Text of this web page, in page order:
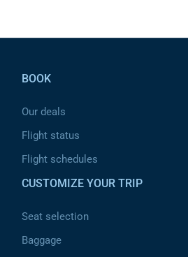
BOOK
Our deals
Flight status
Flight schedules
CUSTOMIZE YOUR TRIP
Seat selection
Baggage